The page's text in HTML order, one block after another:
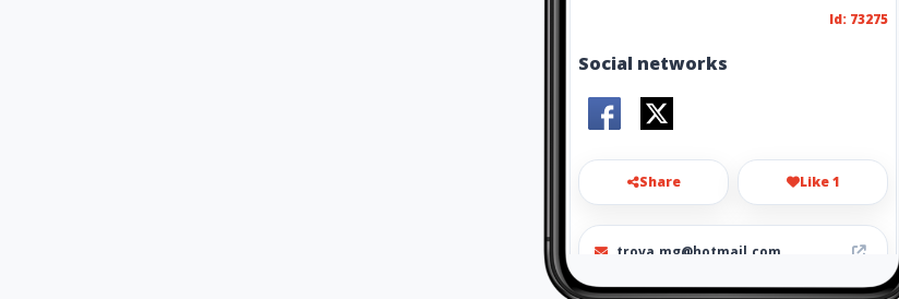
Id: 73275
Social networks
Share Like 1
trova.mg@hotmail.com